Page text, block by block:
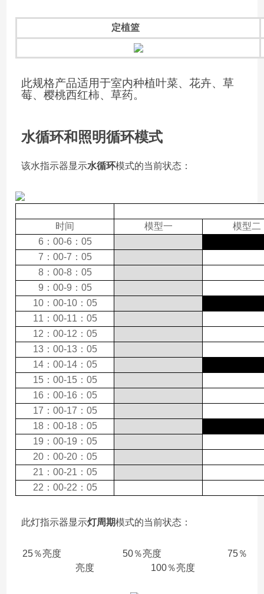
定植篮
此规格产品适用于室内种植叶菜、花卉、草
莓、樱桃西红柿、草药。
水循环和照明循环模式
该水指示器显示水循环模式的当前状态 ：
时间 模型一
模型二
6：00-6：05
7：00-7：05
8：00-8：05
9：00-9：05
10：00-10：05
11：00-11：05
12：00-12：05
13：00-13：05
14：00-14：05
15：00-15：05
16：00-16：05
17：00-17：05
18：00-18：05
19：00-19：05
20：00-20：05
21：00-21：05
22：00-22：05
此灯指示器显示灯周期模式的当前状态 ：
25％亮度 50％亮度 75％
亮度 100％亮度